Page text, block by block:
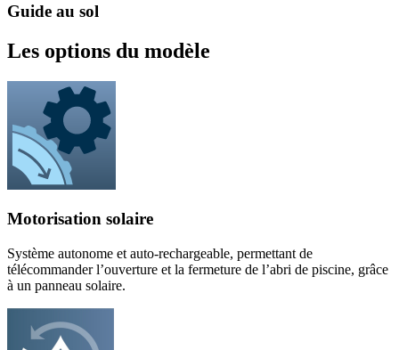
Guide au sol
Les options du modèle
Motorisation solaire
Système autonome et auto-rechargeable, permettant de
télécommander l’ouverture et la fermeture de l’abri de piscine, grâce
à un panneau solaire.